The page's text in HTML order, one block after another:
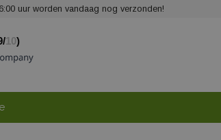
uur worden vandaag nog verzonden!